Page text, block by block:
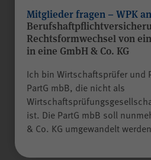
Alle Felder sind Pflichtfelder.
Absenden
Mitglieder fragen – WPK
Rechtsformwechsel von
in eine GmbH & Co. KG
Ich bin Wirtschaftsprüfer und
PartG mbB, die nicht als
ist. Die PartG mbB soll
& Co. KG umgewandelt
Bedarf
wieder
Wird
ups
Name